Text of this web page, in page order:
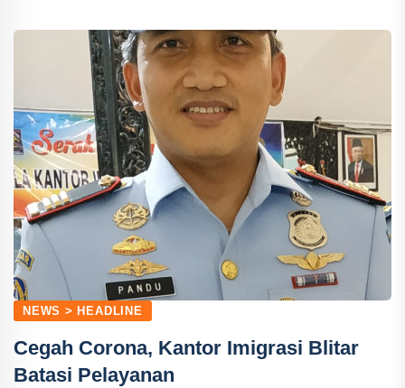
NEWS > HEADLINE
Cegah Corona, Kantor Imigrasi Blitar
Batasi Pelayanan